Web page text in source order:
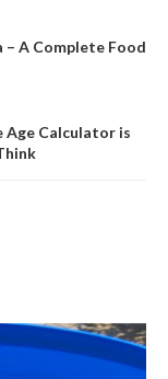
A Complete Food
Age Calculator is